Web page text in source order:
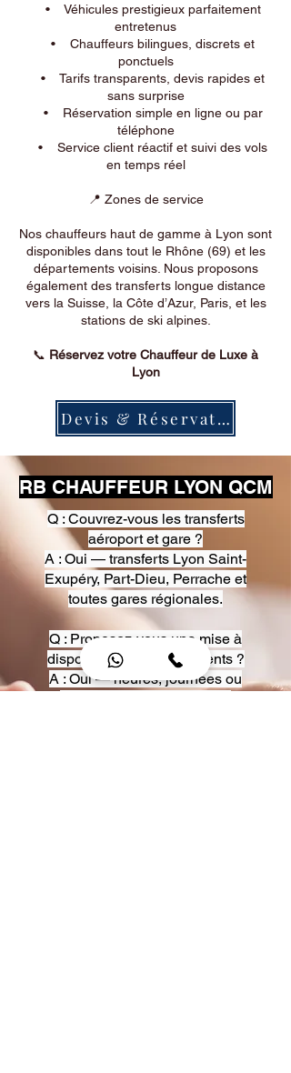
• Véhicules prestigieux parfaitement
entretenus
• Chauffeurs bilingues, discrets et
ponctuels
• Tarifs transparents, devis rapides et
sans surprise
• Réservation simple en ligne ou par
téléphone
• Service client réactif et suivi des vols
en temps réel
📍 Zones de service
Nos chauffeurs haut de gamme à Lyon sont
disponibles dans tout le Rhône (69) et les
départements voisins. Nous proposons
également des transferts longue distance
vers la Suisse, la Côte d’Azur, Paris, et les
stations de ski alpines.
📞 Réservez votre Chauffeur de Luxe à
Lyon
Devis & Réservation
RB CHAUFFEUR LYON QCM
Q : Couvrez-vous les transferts
aéroport et gare ?
A : Oui — transferts Lyon Saint-
Exupéry, Part-Dieu, Perrache et
toutes gares régionales.
Q : Proposez-vous une mise à
disposition pour événements ?
A : Oui — heures, journées ou